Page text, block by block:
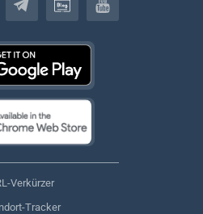
Verkürzer
Tracker